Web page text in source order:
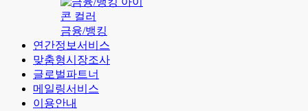
금융/뱅킹
연간정보서비스
맞춤형시장조사
글로벌파트너
메일링서비스
이용안내